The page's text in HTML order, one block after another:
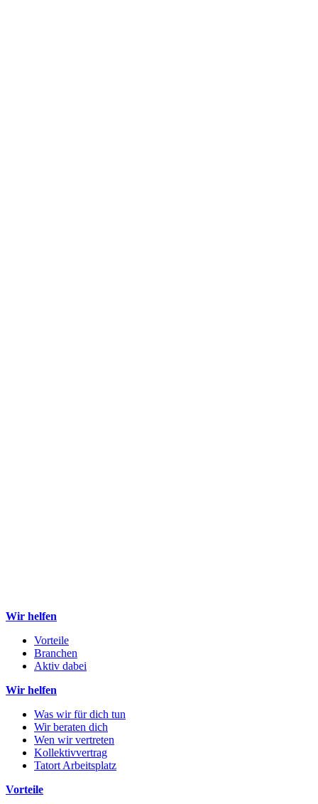
Wir helfen
Vorteile
Branchen
Aktiv dabei
Wir helfen
Was wir für dich tun
Wir beraten dich
Wen wir vertreten
Kollektivvertrag
Tatort Arbeitsplatz
Vorteile